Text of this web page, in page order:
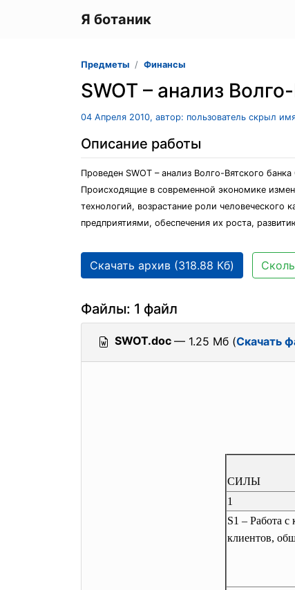
Я ботаник
Предметы Финансы
SWOT – анализ
04 Апреля 2010, автор: пользователь скрыл
Описание работы
Проведен SWOT – анализ Волго-Вятского
Происходящие в современной экономике
технологий, возрастание роли человеческого
предприятиями, обеспечения их роста,
Скачать архив (318.88 Кб)
Файлы: 1 файл
SWOT.doc — 1.25 Мб (Скачать
СИЛЫ
1
S1 – Работа
клиентов,